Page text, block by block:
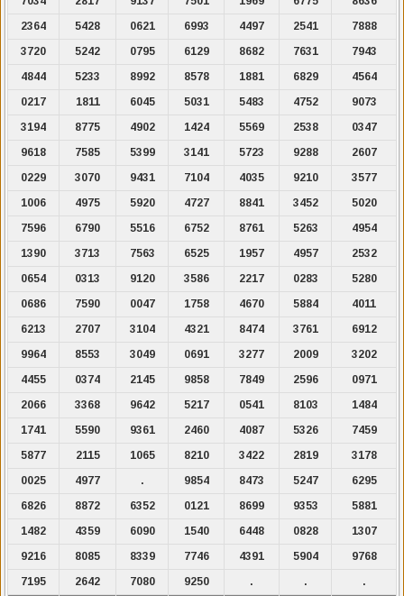
2364
5428 0621 6993 4497 2541
7888
3720
5242 0795 6129 8682 7631
7943
4844
5233 8992 8578 1881 6829
4564
0217
1811 6045 5031 5483 4752
9073
3194
8775 4902 1424 5569 2538
0347
9618
7585 5399 3141 5723 9288
2607
0229
3070 9431 7104 4035 9210
3577
1006
4975 5920 4727 8841 3452
5020
7596
6790 5516 6752 8761 5263
4954
1390
3713 7563 6525 1957 4957
2532
0654
0313 9120 3586 2217 0283
5280
0686
7590 0047 1758 4670 5884
4011
6213
2707 3104 4321 8474 3761
6912
9964
8553 3049 0691 3277 2009
3202
4455
0374 2145 9858 7849 2596
0971
2066
3368 9642 5217 0541 8103
1484
1741
5590 9361 2460 4087 5326
7459
5877
2115 1065 8210 3422 2819
3178
0025
4977 . 9854 8473 5247
6295
6826
8872 6352 0121 8699 9353
5881
1482
4359 6090 1540 6448 0828
1307
9216
8085 8339 7746 4391 5904
9768
7195
2642 7080 9250 . . .